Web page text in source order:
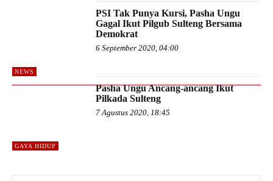
NEWS
PSI Tak Punya Kursi, Pasha Ungu
Gagal Ikut Pilgub Sulteng Bersama
Demokrat
6 September 2020, 04:00
GAYA HIDUP
Pasha Ungu Ancang-ancang Ikut
Pilkada Sulteng
7 Agustus 2020, 18:45